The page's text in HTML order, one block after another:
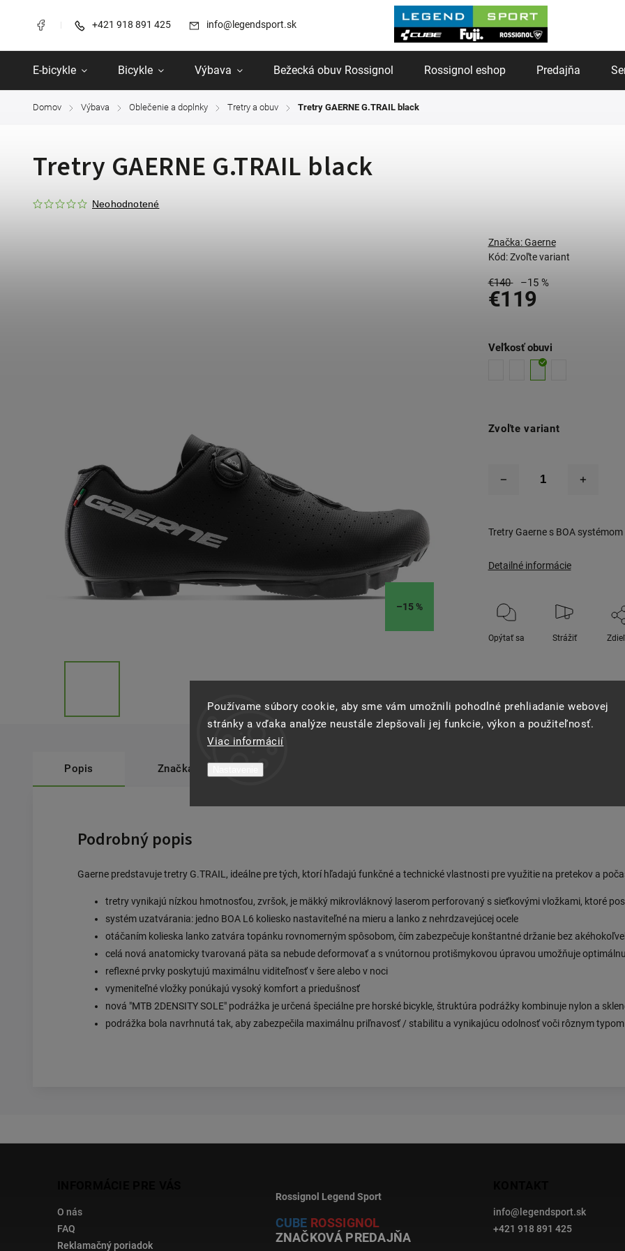
Používame súbory cookie, aby sme vám umožnili pohodlné prehliadanie webovej
stránky a vďaka analýze neustále zlepšovali jej funkcie, výkon a použiteľnosť.
Viac informácií
+421 918 891 425 info@legendsport.sk
E-bicykle Bicykle Výbava Bežecká obuv Rossignol Rossignol eshop Predajňa
Domov / Výbava / Oblečenie a doplnky / Tretry a obuv / Tretry GAERNE G.TRAIL black
Tretry GAERNE G.TRAIL black
Neohodnotené
–15 %
Kód: Zvoľte variant
Značka:Gaerne
€140 –15 %
€119
Zvoľte variant
Veľkosť obuvi
Tretry Gaerne s BOA systémom
Detailné informácie
Opýtať sa Strážiť
Popis Značka
Podrobný popis
Gaerne predstavuje tretry G.TRAIL, ideálne pre tých, ktorí hľadajú funkčné a technické vlastnosti pre využitie na pretekov a
tretry vynikajú nízkou hmotnosťou, zvršok, je mäkký mikrovláknový laserom perforovaný s sieťkovými vložkami, ktoré
systém uzatvárania: jedno BOA L6 koliesko nastaviteľné na mieru a lanko z nehrdzavejúcej ocele
otáčaním kolieska lanko zatvára topánku rovnomerným spôsobom, čím zabezpečuje konštantné držanie bez
celá nová anatomicky tvarovaná päta sa nebude deformovať a s vnútornou protišmykovou úpravou umožňuje
reflexné prvky poskytujú maximálnu viditeľnosť v šere alebo v noci
vymeniteľné vložky ponúkajú vysoký komfort a priedušnosť
nová "MTB 2DENSITY SOLE" podrážka je určená špeciálne pre horské bicykle, štruktúra podrážky kombinuje nylon a
podrážka bola navrhnutá tak, aby zabezpečila maximálnu priľnavosť / stabilitu a vynikajúcu odolnosť voči rôznym
O nás
FAQ
Reklamačný poriadok
Rossignol Legend Sport
CUBE ROSSIGNOL
ZNAČKOVÁ PREDAJŇA
info@ legendsport.sk
+421 918 891 425